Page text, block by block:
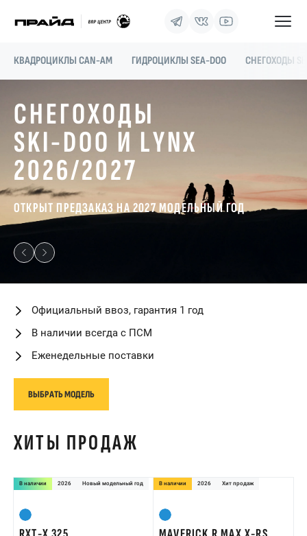
КВАДРОЦИКЛЫ CAN-AM ГИДРОЦИКЛЫ SEA-DOO СНЕГОХОДЫ
СНЕГОХОДЫ
SKI-DOO И LYNX
2026/2027
ОТКРЫТ ПРЕДЗАКАЗ НА 2027 МОДЕЛЬНЫЙ ГОД
Официальный ввоз, гарантия 1 год
В наличии всегда с ПСМ
Еженедельные поставки
ВЫБРАТЬ МОДЕЛЬ
ХИТЫ ПРОДАЖ
В наличии 2026 Новый модельный год В наличии 2026 Хит продаж